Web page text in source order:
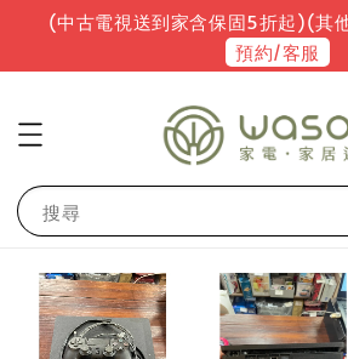
(中古電視送到家含保固5折起)(其
預約/客服
搜尋